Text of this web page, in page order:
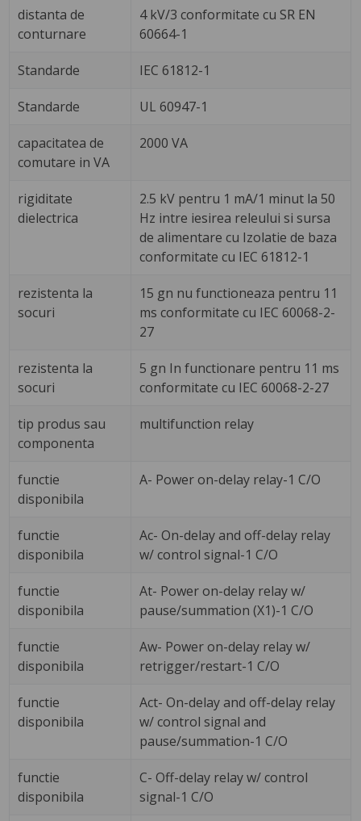
distanta de
conturnare
4 kV/3 conformitate cu SR EN
60664-1
Standarde IEC 61812-1
Standarde UL 60947-1
capacitatea de
comutare in VA
2000 VA
rigiditate
dielectrica
2.5 kV pentru 1 mA/1 minut la 50
Hz intre iesirea releului si sursa
de alimentare cu Izolatie de baza
conformitate cu IEC 61812-1
rezistenta la
socuri
15 gn nu functioneaza pentru 11
ms conformitate cu IEC 60068-2-
27
rezistenta la
socuri
5 gn In functionare pentru 11 ms
conformitate cu IEC 60068-2-27
tip produs sau
componenta
multifunction relay
functie
disponibila
A- Power on-delay relay-1 C/O
functie
disponibila
Ac- On-delay and off-delay relay
w/ control signal-1 C/O
functie
disponibila
At- Power on-delay relay w/
pause/summation (X1)-1 C/O
functie
disponibila
Aw- Power on-delay relay w/
retrigger/restart-1 C/O
functie
disponibila
Act- On-delay and off-delay relay
w/ control signal and
pause/summation-1 C/O
functie
disponibila
C- Off-delay relay w/ control
signal-1 C/O